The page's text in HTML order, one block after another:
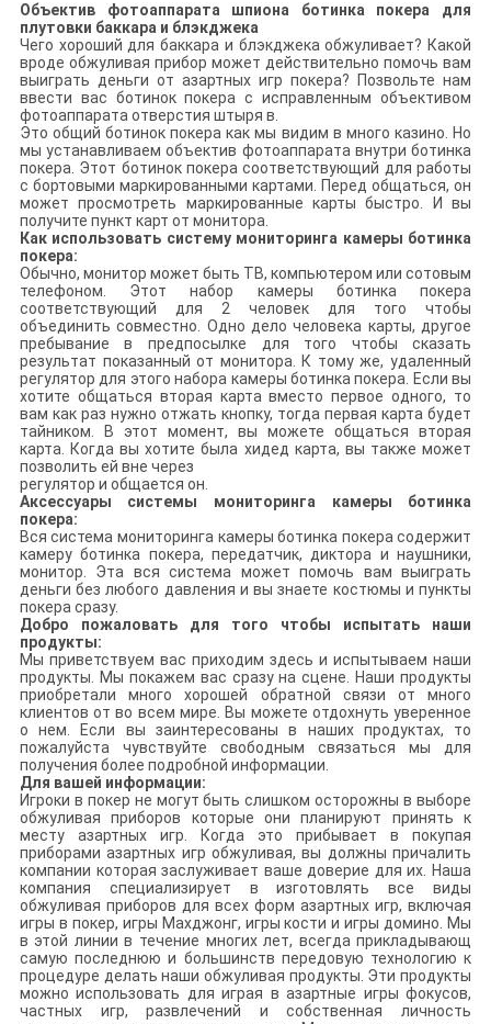
Объектив фотоаппарата шпиона ботинка покера для
плутовки баккара и блэкджека
Чего хороший для баккара и блэкджека обжуливает? Какой
вроде обжуливая прибор может действительно помочь вам
выиграть деньги от азартных игр покера? Позвольте нам
ввести вас ботинок покера с исправленным объективом
фотоаппарата отверстия штыря в.
Это общий ботинок покера как мы видим в много казино. Но
мы устанавливаем объектив фотоаппарата внутри ботинка
покера. Этот ботинок покера соответствующий для работы
с бортовыми маркированными картами. Перед общаться, он
может просмотреть маркированные карты быстро. И вы
получите пункт карт от монитора.
Как использовать систему мониторинга камеры ботинка
покера:
Обычно, монитор может быть ТВ, компьютером или сотовым
телефоном. Этот набор камеры ботинка покера
соответствующий для 2 человек для того чтобы
объединить совместно. Одно дело человека карты, другое
пребывание в предпосылке для того чтобы сказать
результат показанный от монитора. К тому же, удаленный
регулятор для этого набора камеры ботинка покера. Если вы
хотите общаться вторая карта вместо первое одного, то
вам как раз нужно отжать кнопку, тогда первая карта будет
тайником. В этот момент, вы можете общаться вторая
карта. Когда вы хотите была хидед карта, вы также может
позволить ей вне через
регулятор и общается он.
Аксессуары системы мониторинга камеры ботинка
покера:
Вся система мониторинга камеры ботинка покера содержит
камеру ботинка покера, передатчик, диктора и наушники,
монитор. Эта вся система может помочь вам выиграть
деньги без любого давления и вы знаете костюмы и пункты
покера сразу.
Добро пожаловать для того чтобы испытать наши
продукты:
Мы приветствуем вас приходим здесь и испытываем наши
продукты. Мы покажем вас сразу на сцене. Наши продукты
приобретали много хорошей обратной связи от много
клиентов от во всем мире. Вы можете отдохнуть уверенное
о нем. Если вы заинтересованы в наших продуктах, то
пожалуйста чувствуйте свободным связаться мы для
получения более подробной информации.
Для вашей информации:
Игроки в покер не могут быть слишком осторожны в выборе
обжуливая приборов которые они планируют принять к
месту азартных игр. Когда это прибывает в покупая
приборами азартных игр обжуливая, вы должны причалить
компании которая заслуживает ваше доверие для их. Наша
компания специализирует в изготовлять все виды
обжуливая приборов для всех форм азартных игр, включая
игры в покер, игры Махджонг, игры кости и игры домино. Мы
в этой линии в течение многих лет, всегда прикладывающ
самую последнюю и большинств передовую технологию к
процедуре делать наши обжуливая продукты. Эти продукты
можно использовать для играя в азартные игры фокусов,
частных игр, развлечений и собственная личность